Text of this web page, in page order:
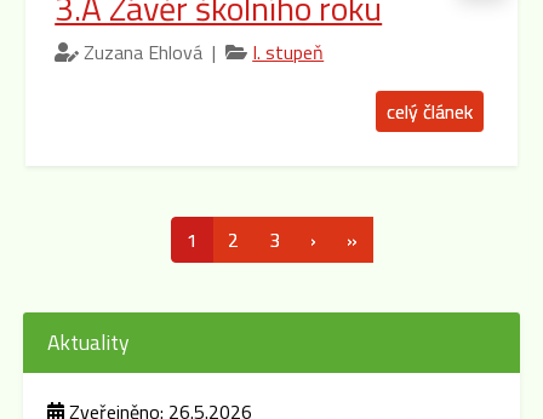
Zuzana Ehlová | I. stupeň
celý článek
1 2 3 › »
Aktuality
Zveřejněno: 26.5.2026